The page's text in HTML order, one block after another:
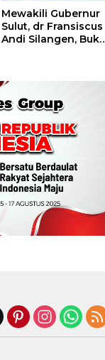
Mewakili Gubernur
Sulut, dr Fransiscus
Andi Silangen, Buka
Piala Wali Kota
Manado